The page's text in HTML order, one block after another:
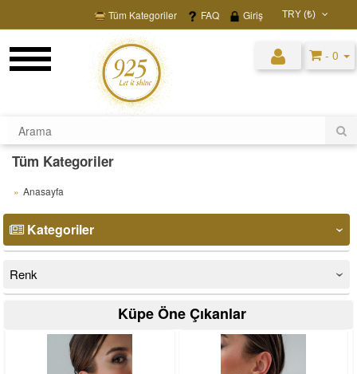
TRY (₺)
EUR (€)
Tüm Kategoriler FAQ Giriş
- 0
Tüm Kategoriler
Anasayfa
Kategoriler ‹
Renk ‹
Küpe Öne Çıkanlar